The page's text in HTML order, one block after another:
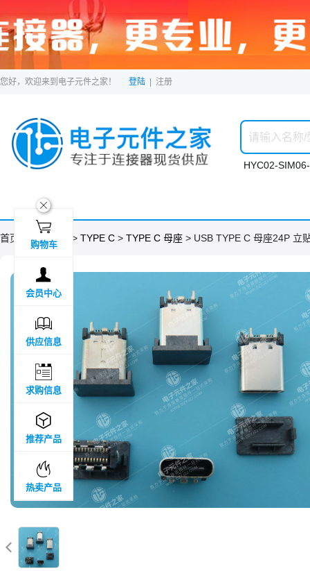
您好，欢迎来到电子元件之家！ 登陆 注册
HYC02-
首页 > 分类目录 > TYPE C > TYPE C 母座 > USB TYPE C 母座24P 立

ဆ

购物车

会员中心

供应信息

求购信息

推荐产品

热卖产品